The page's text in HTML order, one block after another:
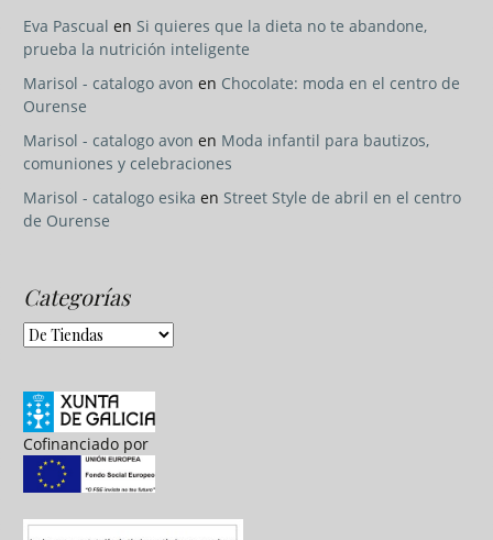
Eva Pascual en Si quieres que la dieta no te abandone,
prueba la nutrición inteligente
Marisol - catalogo avon en Chocolate: moda en el centro de
Ourense
Marisol - catalogo avon en Moda infantil para bautizos,
comuniones y celebraciones
Marisol - catalogo esika en Street Style de abril en el centro
de Ourense
Categorías
Categorías
Cofinanciado por